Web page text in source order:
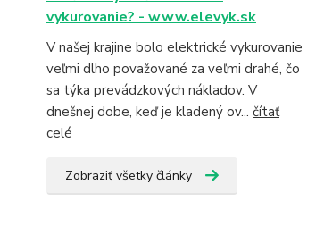
vykurovanie? - www.elevyk.sk
V našej krajine bolo elektrické vykurovanie
veľmi dlho považované za veľmi drahé, čo
sa týka prevádzkových nákladov. V
dnešnej dobe, keď je kladený ov... čítať
celé
Zobraziť všetky články